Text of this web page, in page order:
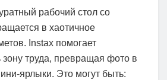
рабочий стол со
в хаотичное
Instax помогает
зону труда, превращая фото в
ярлыки. Это могут быть: